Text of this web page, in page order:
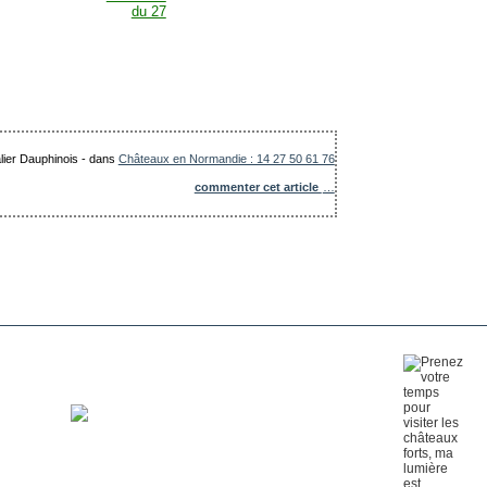
Dauphinois -dans Châteaux en Normandie : 14 27 50 61 76
commenter cet article